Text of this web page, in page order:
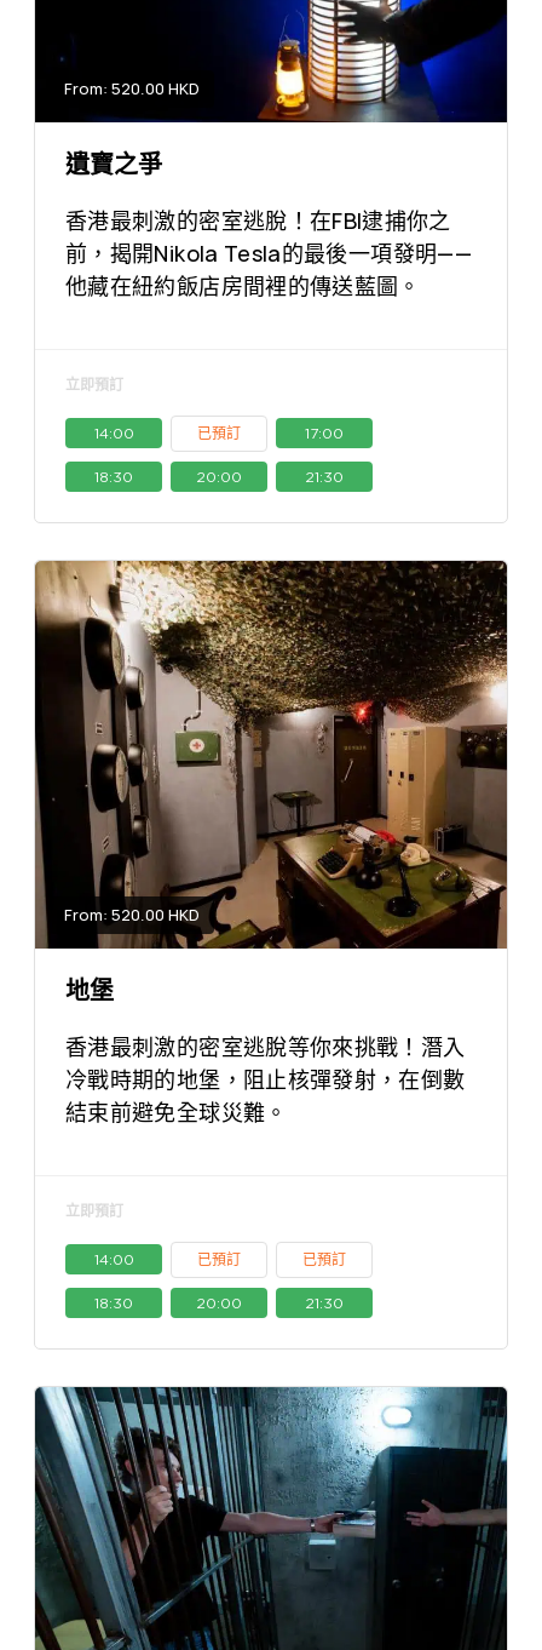
From: 520.00 HKD
遺寶之爭
香港最刺激的密室逃脫！在FBI逮捕你之
前，揭開Nikola Tesla的最後一項發明——
他藏在紐約飯店房間裡的傳送藍圖。
立即預訂
14:00 已預訂 17:00
18:30 20:00 21:30
From: 520.00 HKD
地堡
香港最刺激的密室逃脫等你來挑戰！潛入
冷戰時期的地堡，阻止核彈發射，在倒數
結束前避免全球災難。
立即預訂
14:00 已預訂 已預訂
18:30 20:00 21:30